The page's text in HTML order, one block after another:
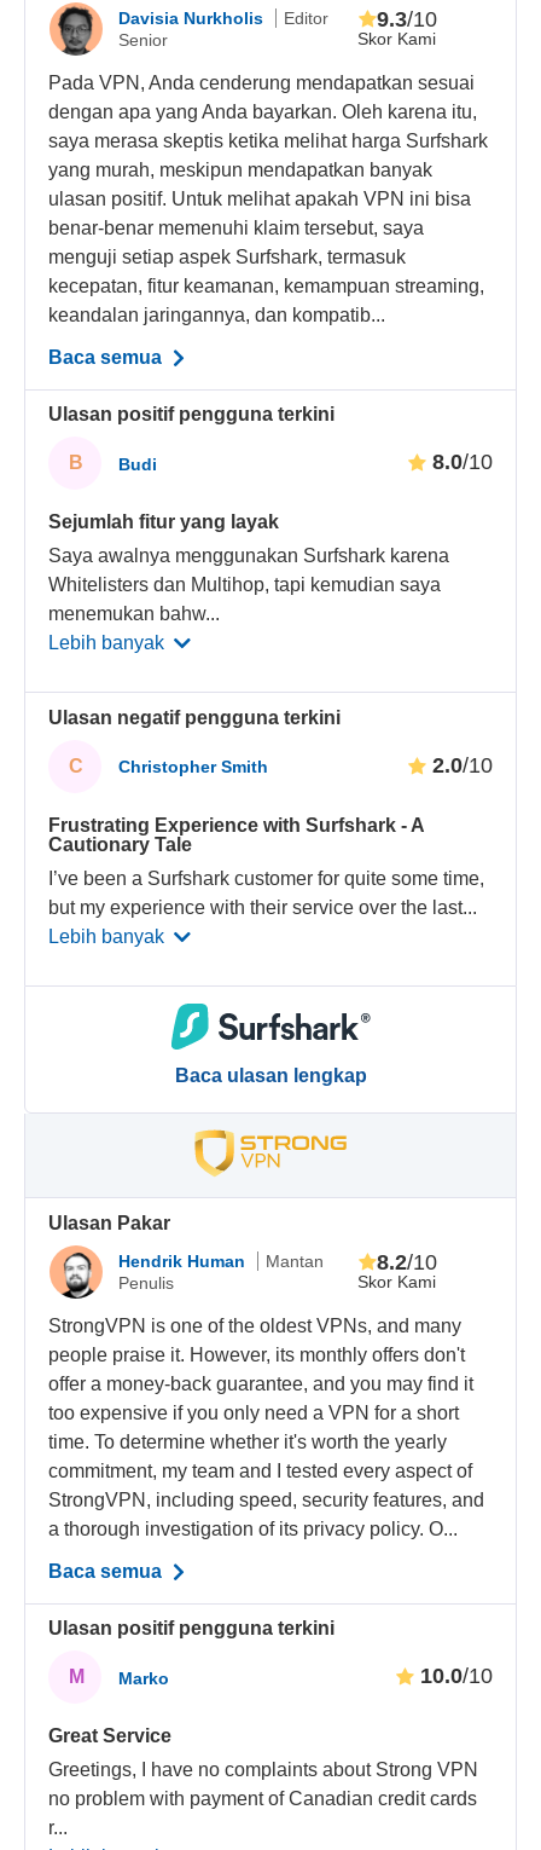
Davisia Nurkholis
Editor
Senior
Skor Kami
9.3/10
Pada VPN, Anda cenderung mendapatkan sesuai
dengan apa yang Anda bayarkan. Oleh karena itu,
saya merasa skeptis ketika melihat harga Surfshark
yang murah, meskipun mendapatkan banyak
ulasan positif. Untuk melihat apakah VPN ini bisa
benar-benar memenuhi klaim tersebut, saya
menguji setiap aspek Surfshark, termasuk
kecepatan, fitur keamanan, kemampuan streaming,
keandalan jaringannya, dan kompatib...
Baca semua
Ulasan positif pengguna terkini
B Budi 8.0/10
Sejumlah fitur yang layak
Saya awalnya menggunakan Surfshark karena
Whitelisters dan Multihop, tapi kemudian saya
menemukan bahw...
Lebih banyak
Ulasan negatif pengguna terkini
C Christopher Smith 2.0/10
Frustrating Experience with Surfshark - A
Cautionary Tale
I’ve been a Surfshark customer for quite some time,
but my experience with their service over the last...
Lebih banyak
Baca ulasan lengkap
Ulasan Pakar
Hendrik Human
Mantan
Penulis
Skor Kami
8.2/10
StrongVPN is one of the oldest VPNs, and many
people praise it. However, its monthly offers don't
offer a money-back guarantee, and you may find it
too expensive if you only need a VPN for a short
time. To determine whether it's worth the yearly
commitment, my team and I tested every aspect of
StrongVPN, including speed, security features, and
a thorough investigation of its privacy policy. O...
Baca semua
Ulasan positif pengguna terkini
M Marko 10.0/10
Great Service
Greetings, I have no complaints about Strong VPN
no problem with payment of Canadian credit cards
r...